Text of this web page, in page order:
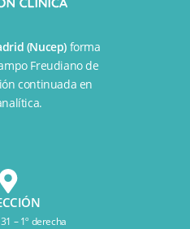
(Nucep) forma
Freudiano de
continuada en
– 1º derecha